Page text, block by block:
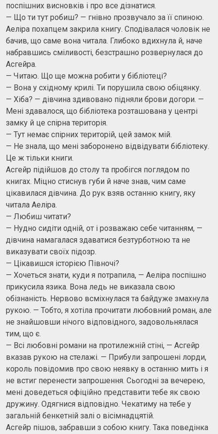
поспішних висновків і про все дізнатися.
— Що ти тут робиш? — гнівно прозвучало за її спиною.
Аеліра похапцем закрила книгу. Сподівалася чоловік не
бачив, що саме вона читала. Глибоко вдихнула й, наче
набравшись сміливості, безстрашно розвернулася до
Асгейра.
— Читаю. Що ще можна робити у бібліотеці?
— Вона у східному крилі. Ти порушила свою обіцянку.
— Хіба? — дівчина здивовано підняли брови догори. —
Мені здавалося, що бібліотека розташована у центрі
замку й це спірна територія.
— Тут немає спірних територій, цей замок мій.
— Не знала, що мені заборонено відвідувати бібліотеку.
Це ж тільки книги.
Асгейр підійшов до столу та пробігся поглядом по
книгах. Міцно стиснув губи й наче знав, чим саме
цікавилася дівчина. До рук взяв останню книгу, яку
читала Аеліра.
— Любиш читати?
— Нудно сидіти одній, от і розважаю себе читанням, —
дівчина намагалася здаватися безтурботною та не
виказувати своїх підозр.
— Цікавишся історією Півночі?
— Хочеться знати, куди я потрапила, — Аеліра поспішно
прикусила язика. Вона ледь не виказала свою
обізнаність. Нервово всміхнулася та байдуже змахнула
рукою. — Тобто, я хотіла прочитати любовний роман, але
не знайшовши нічого відповідного, задовольнялася
тим, що є.
— Всі любовні романи на протилежній стіні, — Асгейр
вказав рукою на стелажі. — Прибули запрошені лорди,
король повідомив про свою неявку в останню мить і я
не встиг перенести запрошення. Сьогодні за вечерею,
мені доведеться офіційно представити тебе як свою
дружину. Одягнися відповідно. Чекатиму на тебе у
загальній бенкетній залі о вісімнадцятій.
Асгейр пішов, забравши з собою книгу. Така поведінка